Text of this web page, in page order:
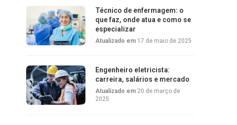
Técnico de enfermagem: o
que faz, onde atua e como se
especializar
Atualizado em 17 de maio de 2025
Engenheiro eletricista:
carreira, salários e mercado
Atualizado em 20 de março de
2025